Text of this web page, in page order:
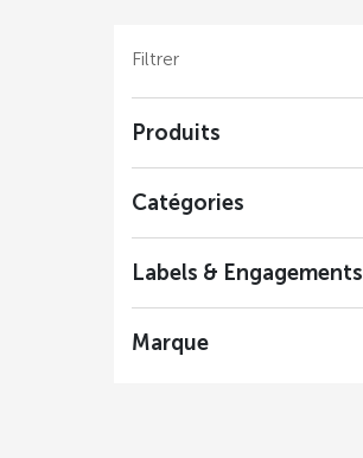
Filtrer
Produits
Catégories
Labels & Engagements
Marque